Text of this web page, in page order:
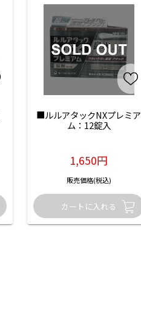
■ルルアタックNXプレミア
ム：12錠入
1,650円
販売価格(税込)